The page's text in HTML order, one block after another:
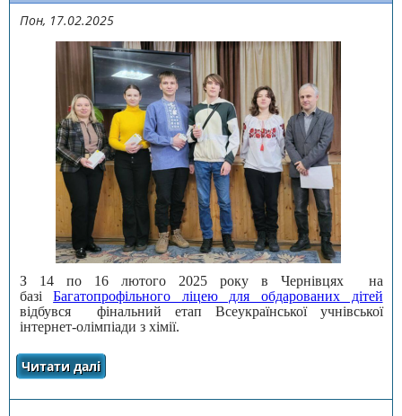
Пон, 17.02.2025
З 14 по 16 лютого 2025 року в Чернівцях на
базіБагатопрофільного ліцею для обдарованих дітей
відбувся фінальний етап Всеукраїнської учнівської
інтернет-олімпіади з хімії.
Читати даліпро Вітаємо з заслуженою перемогою!